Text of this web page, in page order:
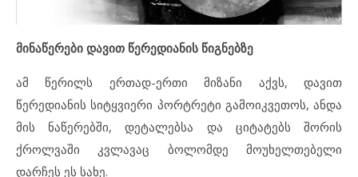
მინაწერები დავით წერედიანის წიგნებზე
ამ წერილს ერთად-ერთი მიზანი აქვს, დავით
წერედიანის სიტყვიერი პორტრეტი გამოიკვეთოს, ანდა
მის ნაწერებში, დეტალებსა და ციტატებს შორის
ქროლვაში კვლავაც ბოლომდე მოუხელთებელი
დარჩეს ეს სახე.